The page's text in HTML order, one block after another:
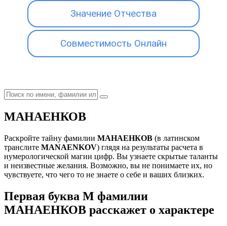
Значение Отчества
Совместимость Онлайн
МАНАЕНКОВ
Раскройте тайну фамилии МАНАЕНКОВ (в латинском
транслите MANAENKOV) глядя на результаты расчета в
нумерологической магии цифр. Вы узнаете скрытые таланты
и неизвестные желания. Возможно, вы не понимаете их, но
чувствуете, что чего то не знаете о себе и ваших близких.
Первая буква М фамилии
МАНАЕНКОВ расскажет о характере